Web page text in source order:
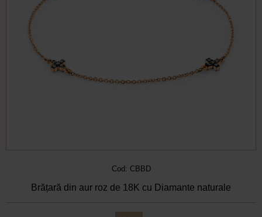
Cod: CBBD
Brățară din aur roz de 18K cu Diamante naturale